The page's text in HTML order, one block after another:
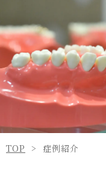
TOP 症例紹介